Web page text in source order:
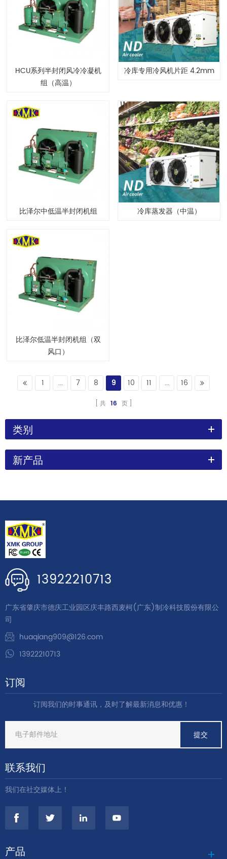
HCU系列半封闭风冷冷凝机
组（高温）
冷库专用冷风机片距 4.2mm
比泽尔中低温半封闭机组 冷库蒸发器（中温）
比泽尔低温半封闭机组（双
风口）
1 ... 7 8 9 10 11 ... 16
共 16 页
类别
新产品
13922210713
广东省肇庆市德庆工业园区庆丰路西麦柯(广东)制冷科技股份有限公
司
huaqiang909@126.com
13922210713
订阅
订阅我们的时事通讯，及时了解最新消息和优惠！
联系我们
我们在社交媒体上！
产品